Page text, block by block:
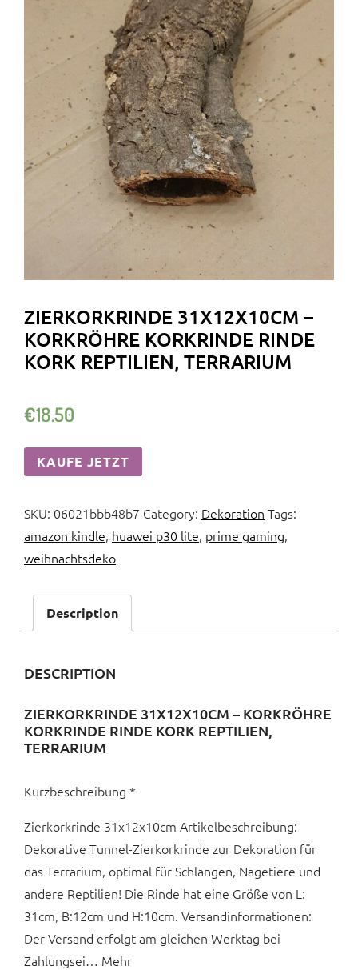
ZIERKORKRINDE 31X12X10CM –
KORKRÖHRE KORKRINDE RINDE
KORK REPTILIEN, TERRARIUM
€18.50
KAUFE JETZT
SKU: 06021bbb48b7 Category: Dekoration Tags:
amazon kindle, huawei p30 lite, prime gaming,
weihnachtsdeko
Description
DESCRIPTION
ZIERKORKRINDE 31X12X10CM – KORKRÖHRE
KORKRINDE RINDE KORK REPTILIEN,
TERRARIUM
Kurzbeschreibung *
Zierkorkrinde 31x12x10cm Artikelbeschreibung:
Dekorative Tunnel-Zierkorkrinde zur Dekoration für
das Terrarium, optimal für Schlangen, Nagetiere und
andere Reptilien! Die Rinde hat eine Größe von L:
31cm, B:12cm und H:10cm. Versandinformationen:
Der Versand erfolgt am gleichen Werktag bei
Zahlungsei… Mehr